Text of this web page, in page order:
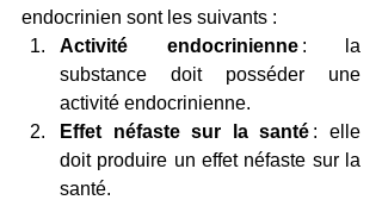
endocrinien sont les suivants :
Activité endocrinienne : la
substance doit posséder une
activité endocrinienne.
Effet néfaste sur la santé : elle
doit produire un effet néfaste sur la
santé.